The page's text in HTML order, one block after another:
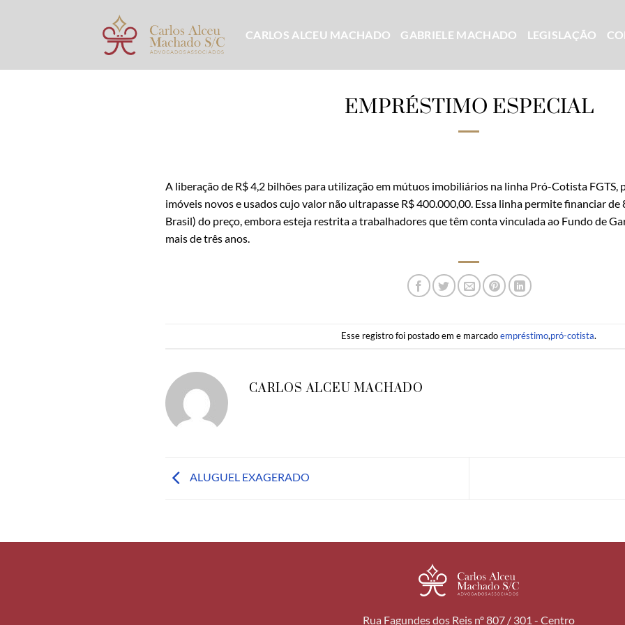
CARLOS ALCEU MACHADO GABRIELE MACHADO LEGISLAÇÃO
EMPRÉSTIMO ESPECIAL
A liberação de R$ 4,2 bilhões para utilização em mútuos imobiliários na linha Pró-Cotista FGTS,
imóveis novos e usados cujo valor não ultrapasse R$ 400.000,00. Essa linha permite financiar de
Brasil) do preço, embora esteja restrita a trabalhadores que têm conta vinculada ao Fundo de
mais de três anos.
Esse registro foi postado em e marcadoempréstimo,pró-cotista.
CARLOS ALCEU MACHADO
ALUGUEL EXAGERADO
Rua Fagundes dos Reis nº 807 / 301 - Centro